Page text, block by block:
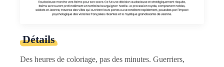
Détails
Des heures de coloriage, pas des minutes. Guerriers,